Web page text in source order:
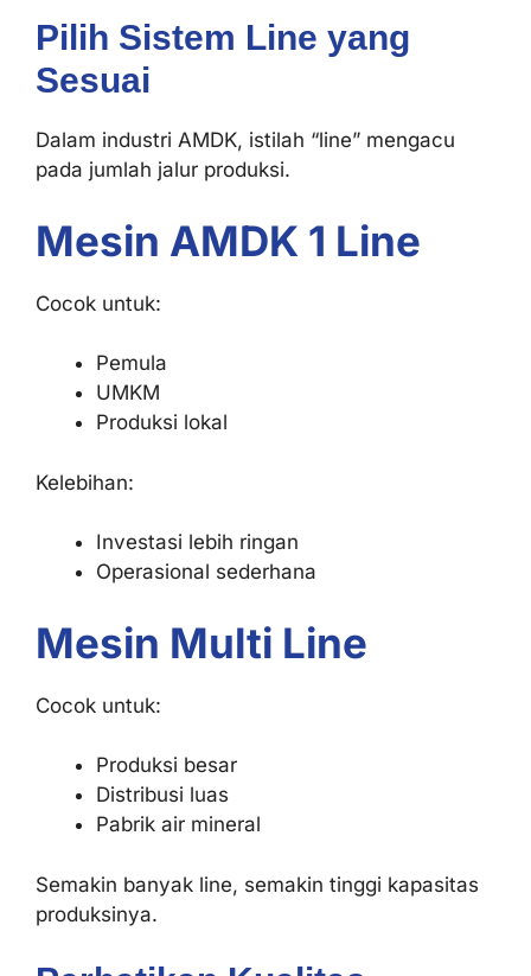
Pilih Sistem Line yang
Sesuai
Dalam industri AMDK, istilah “line” mengacu
pada jumlah jalur produksi.
Mesin AMDK 1 Line
Cocok untuk:
Pemula
UMKM
Produksi lokal
Kelebihan:
Investasi lebih ringan
Operasional sederhana
Mesin Multi Line
Cocok untuk:
Produksi besar
Distribusi luas
Pabrik air mineral
Semakin banyak line, semakin tinggi kapasitas
produksinya.